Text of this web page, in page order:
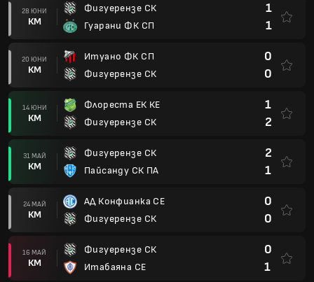
28 ЮНИ
КМ
Фигуерензе СК
Гуарани ФК СП
1
1
20 ЮНИ
КМ
Итуано ФК СП
Фигуерензе СК
0
0
14 ЮНИ
КМ
Флореста ЕК КЕ
Фигуерензе СК
1
2
31 МАЙ
КМ
Фигуерензе СК
Пайсанду СК ПА
2
1
24 МАЙ
КМ
АД Конфианка СЕ
Фигуерензе СК
0
0
16 МАЙ
КМ
Фигуерензе СК
Итабаяна СЕ
0
1